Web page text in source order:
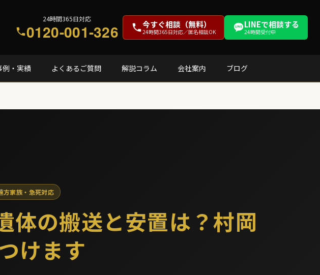
24時間365日対応
0120-001-326 今すぐ相談（無料）
24時間365日対応／匿名相談OK
LINEで相談する
24時間受付中
例・実績 よくあるご質問 解説コラム 会社案内 ブログ
方家族・急死対応
体の搬送と安置は？村岡
けます